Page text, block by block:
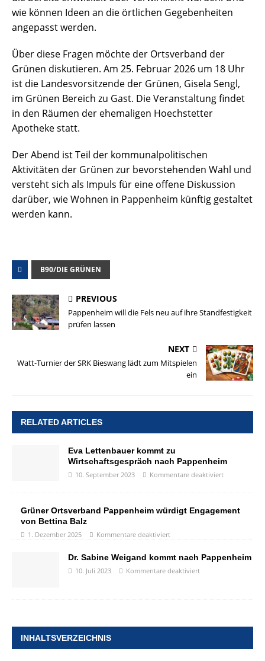
wie können Ideen an die örtlichen Gegebenheiten
angepasst werden.
Über diese Fragen möchte der Ortsverband der
Grünen diskutieren. Am 25. Februar 2026 um 18 Uhr
ist die Landesvorsitzende der Grünen, Gisela Sengl,
im Grünen Bereich zu Gast. Die Veranstaltung findet
in den Räumen der ehemaligen Hoechstetter
Apotheke statt.
Der Abend ist Teil der kommunalpolitischen
Aktivitäten der Grünen zur bevorstehenden Wahl und
versteht sich als Impuls für eine offene Diskussion
darüber, wie Wohnen in Pappenheim künftig gestaltet
werden kann.
B90/DIE GRÜNEN
PREVIOUS
Pappenheim will die Fels neu auf ihre Standfestigkeit
prüfen lassen
NEXT
Watt-Turnier der SRK Bieswang lädt zum Mitspielen
ein
RELATED ARTICLES
Eva Lettenbauer kommt zu
Wirtschaftsgespräch nach Pappenheim
10. September 2023 Kommentare deaktiviert
Grüner Ortsverband Pappenheim würdigt Engagement
von Bettina Balz
1. Dezember 2025 Kommentare deaktiviert
Dr. Sabine Weigand kommt nach Pappenheim
10. Juli 2023 Kommentare deaktiviert
INHALTSVERZEICHNIS